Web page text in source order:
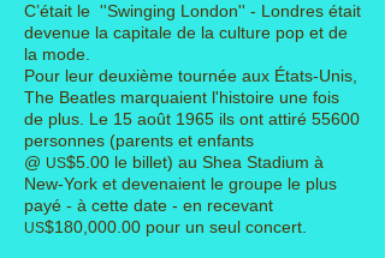
C’était le ''Swinging London'' - Londres était
devenue la capitale de la culture pop et de
la mode
Pour leur deuxième tournée aux États-Unis,
The Beatles marquaient l'histoire une fois
de plus. Le 15 août 1965 ils ont attiré 55600
personnes (parents et enfants
@ US$5.00 le billet) au Shea Stadium à
New-York et devenaient le groupe le plus
payé - à cette date - en recevant
US$180,000.00 pour un seul concert.